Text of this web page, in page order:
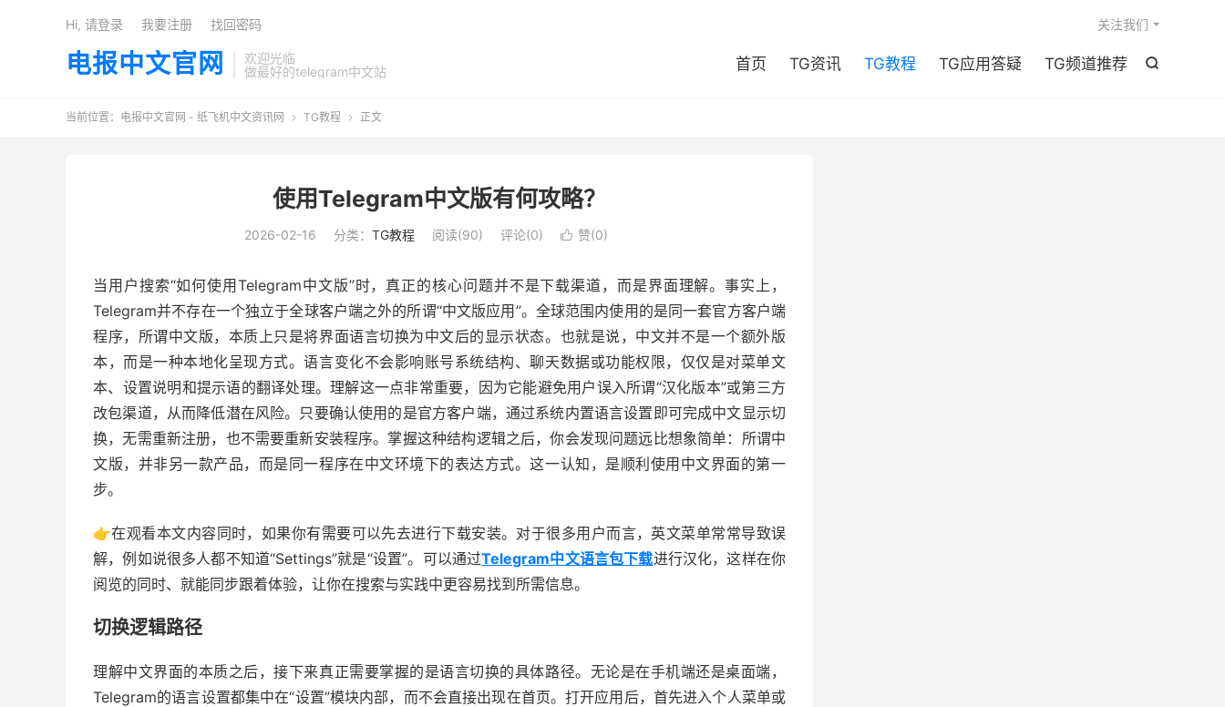
电报中文官网
欢迎光临
做最好的telegram中文站

首页 TG资讯 TG教程 TG应用答疑 TG频道推荐
关注我们
Hi, 请登录 我要注册 找回密码
当前位置： 电报中文官网 - 纸飞机中文资讯网  TG教程  正文
使用Telegram中文版有何攻略？
2026-02-16 分类： TG教程 阅读(90) 评论(0)  赞(0)
当用户搜索“如何使用Telegram中文版”时，真正的核心问题并不是下载渠道，而是界面理解。事实上，
Telegram并不存在一个独立于全球客户端之外的所谓“中文版应用”。全球范围内使用的是同一套官方客户端
程序，所谓中文版，本质上只是将界面语言切换为中文后的显示状态。也就是说，中文并不是一个额外版
本，而是一种本地化呈现方式。语言变化不会影响账号系统结构、聊天数据或功能权限，仅仅是对菜单文
本、设置说明和提示语的翻译处理。理解这一点非常重要，因为它能避免用户误入所谓“汉化版本”或第三方
改包渠道，从而降低潜在风险。只要确认使用的是官方客户端，通过系统内置语言设置即可完成中文显示切
换，无需重新注册，也不需要重新安装程序。掌握这种结构逻辑之后，你会发现问题远比想象简单：所谓中
文版，并非另一款产品，而是同一程序在中文环境下的表达方式。这一认知，是顺利使用中文界面的第一
步。
👉在观看本文内容同时，如果你有需要可以先去进行下载安装。对于很多用户而言，英文菜单常常导致误
解，例如说很多人都不知道“Settings”就是“设置”。可以通过Telegram中文语言包下载进行汉化，这样在你
阅览的同时、就能同步跟着体验，让你在搜索与实践中更容易找到所需信息。
切换逻辑路径
理解中文界面的本质之后，接下来真正需要掌握的是语言切换的具体路径。无论是在手机端还是桌面端，
Telegram的语言设置都集中在“设置”模块内部，而不会直接出现在首页。打开应用后，首先进入个人菜单或